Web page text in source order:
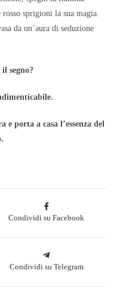
sprigioni la sua magia.
da un’aura di seduzione
segno?
porta a casa l’essenza del
Condividi su Facebook
Condividi su Telegram